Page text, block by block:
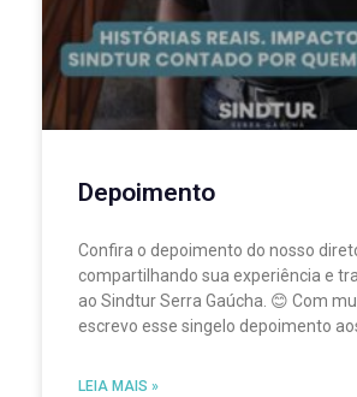
Depoimento
Confira o depoimento do nosso
compartilhando sua experiência e
ao Sindtur Serra Gaúcha. 😊 Com
escrevo esse singelo depoimento
LEIA MAIS »